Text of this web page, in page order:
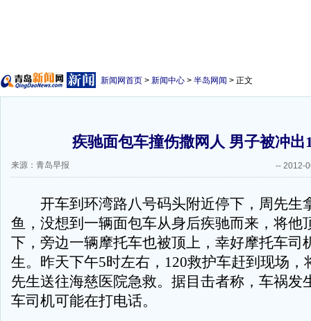
新闻网首页 > 新闻中心 > 半岛网闻 > 正文
疾驰面包车撞伤撒网人 男子被冲出
来源：青岛早报 -- 2012-
开车到环湾路八号码头附近停下，周先生
鱼，没想到一辆面包车从身后疾驰而来，将他
下，旁边一辆摩托车也被顶上，幸好摩托车司
生。昨天下午5时左右，120救护车赶到现场，
先生送往海慈医院急救。据目击者称，车祸发
车司机可能在打电话。